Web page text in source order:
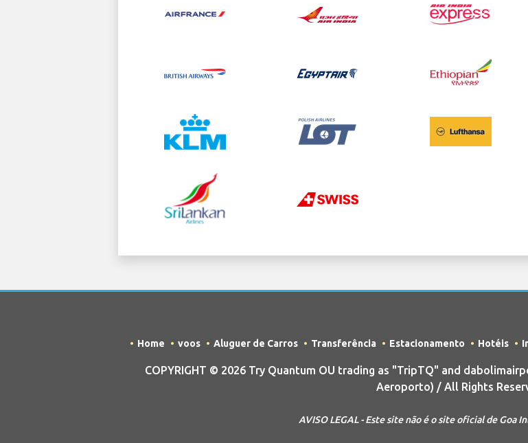
Home voos Aluguer de Carros Transferência Estacionamento Hotéis
COPYRIGHT © 2026 Try Quantum OU trading as "TripTQ" and
Aeroporto) / All Rights
AVISO LEGAL - Este site não é o site oficial de Goa